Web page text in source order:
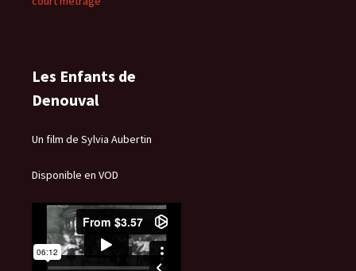
Les Enfants de
Denouval
Un film de Sylvia Aubertin
Disponible en VOD